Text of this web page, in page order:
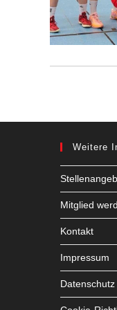
Weitere
Mitglied
Kontakt
Impressum
Datenschutz